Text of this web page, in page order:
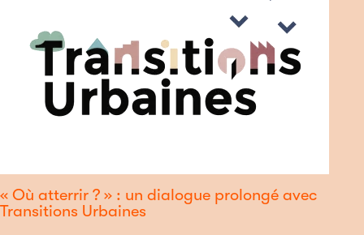
« Où atterrir ? » : un dialogue prolongé avec
Transitions Urbaines